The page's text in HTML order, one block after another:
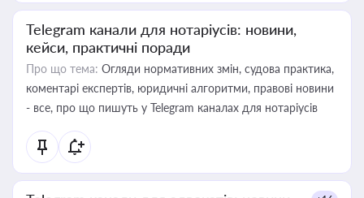
Telegram канали для нотаріусів: новини,
кейси, практичні поради
Про що тема: Огляди нормативних змін, судова практика,
коментарі експертів, юридичні алгоритми, правові новини
- все, про що пишуть у Telegram каналах для нотаріусів